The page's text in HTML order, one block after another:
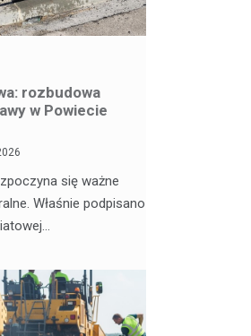
rozbudowa
w Powiecie
się ważne
Właśnie podpisano